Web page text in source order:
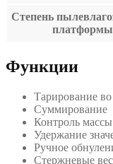
Степень
платформы
Функции
Тарирование
Суммирование
Контроль
Удержание
Ручное
Стержневые